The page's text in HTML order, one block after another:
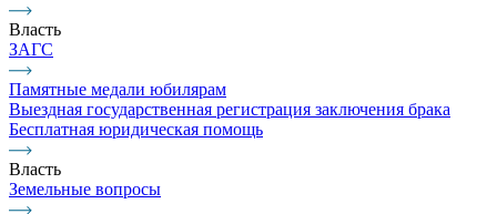
Власть
ЗАГС
Памятные медали юбилярам
Выездная государственная регистрация заключения брака
Бесплатная юридическая помощь
Власть
Земельные вопросы